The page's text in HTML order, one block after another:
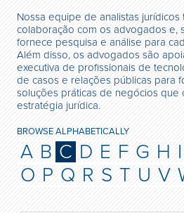
Nossa equipe de analistas jurídicos
colaboração com os advogados e,
fornece pesquisa e análise para
Além disso, os advogados são
executiva de profissionais de
de casos e relações públicas para
soluções práticas de negócios que
estratégia jurídica.
BROWSE ALPHABETICALLY
A B C D E F G H I
O P Q R S T U V